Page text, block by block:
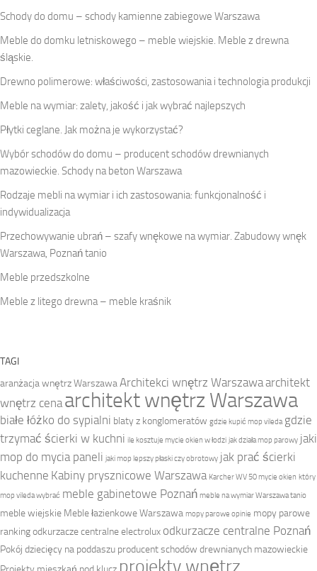
Schody do domu – schody kamienne zabiegowe Warszawa
Meble do domku letniskowego – meble wiejskie. Meble z drewna
śląskie.
Drewno polimerowe: właściwości, zastosowania i technologia produkcji
Meble na wymiar: zalety, jakość i jak wybrać najlepszych
Płytki ceglane. Jak można je wykorzystać?
Wybór schodów do domu – producent schodów drewnianych
mazowieckie. Schody na beton Warszawa
Rodzaje mebli na wymiar i ich zastosowania: funkcjonalność i
indywidualizacja
Przechowywanie ubrań – szafy wnękowe na wymiar. Zabudowy wnęk
Warszawa, Poznań tanio
Meble przedszkolne
Meble z litego drewna – meble kraśnik
TAGI
aranżacja wnętrz Warszawa Architekci wnętrz Warszawaarchitekt
wnętrz cena architekt wnętrz Warszawa
białe łóżko do sypialni blaty z konglomeratów gdzie kupić mop vileda gdzie
trzymać ścierki w kuchni ile kosztuje mycie okien w łodzi jak działa mop parowy jaki
mop do mycia paneli jaki mop lepszy płaski czy obrotowy jak prać ścierki
kuchenne Kabiny prysznicowe Warszawa Karcher WV 50 mycie okien który
mop vileda wybrać meble gabinetowe Poznań meble na wymiar Warszawa tanio
meble wiejskie Meble łazienkowe Warszawa mopy parowe opinie mopy parowe
rankingodkurzacze centralne electrolux odkurzacze centralne Poznań
Pokój dziecięcy na poddaszu producent schodów drewnianych mazowieckie
projekty wnętrz